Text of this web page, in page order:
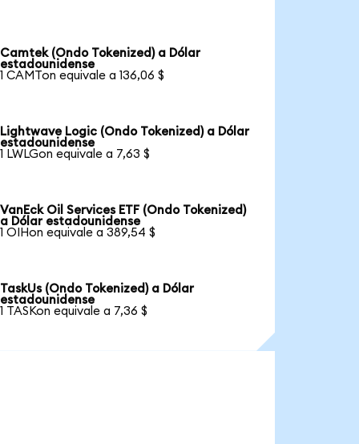
Camtek (Ondo Tokenized) a Dólar
estadounidense
1 CAMTon equivale a 136,06 $
Lightwave Logic (Ondo Tokenized) a Dólar
estadounidense
1 LWLGon equivale a 7,63 $
VanEck Oil Services ETF (Ondo Tokenized)
a Dólar estadounidense
1 OIHon equivale a 389,54 $
TaskUs (Ondo Tokenized) a Dólar
estadounidense
1 TASKon equivale a 7,36 $